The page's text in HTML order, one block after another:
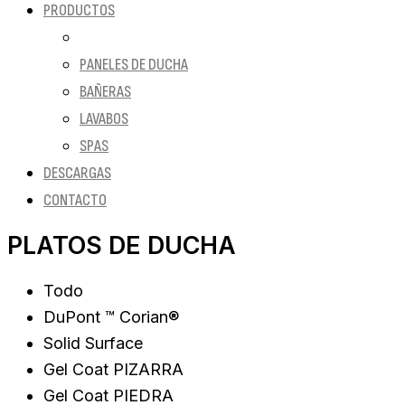
PRODUCTOS
PANELES DE DUCHA
BAÑERAS
LAVABOS
SPAS
DESCARGAS
CONTACTO
PLATOS DE DUCHA
Todo
DuPont ™ Corian®
Solid Surface
Gel Coat PIZARRA
Gel Coat PIEDRA